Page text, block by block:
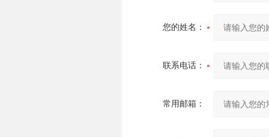
您的姓名：
联系电话：
常用邮箱：